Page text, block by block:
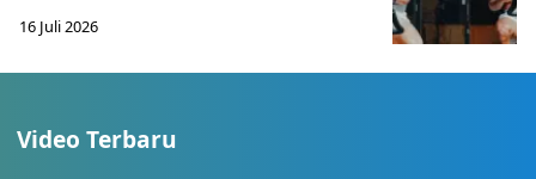
16 Juli 2026
Video Terbaru